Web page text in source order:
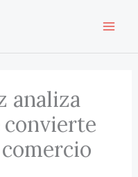
analiza
convierte